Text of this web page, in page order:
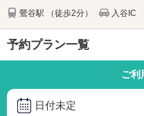
鶯谷駅 （徒歩2分） 入谷IC
予約プラン一覧
ご利
日付未定